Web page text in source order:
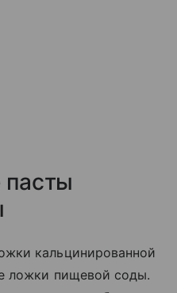
пасты
кальцинированной
ложки пищевой соды.